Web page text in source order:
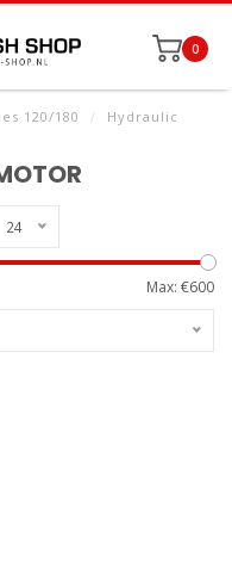
0
120/180 /
Hydraulic
24
Max: €600